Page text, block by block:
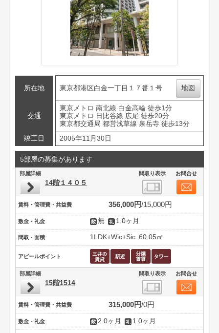
所在地 東京都港区白金一丁目１７番１号 地図
交通
東京メトロ 南北線 白金高輪 徒歩1分
東京メトロ 日比谷線 広尾 徒歩20分
東京都交通局 都営浅草線 泉岳寺 徒歩13分
竣工日
2005年11月30日
5部屋の募集があります
部屋詳細 間取り表示 お問合せ
14階１４０５
賃料・管理費・共益費 356,000円 15,000円
敷金・礼金 無 1.0ヶ月
間取・面積 1LDK+Wic+Sic 60.05㎡
アピールポイント
部屋詳細 間取り表示 お問合せ
15階1514
賃料・管理費・共益費 315,000円 0円
敷金・礼金 2.0ヶ月 1.0ヶ月